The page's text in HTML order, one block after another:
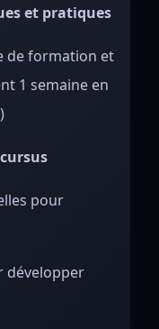
et pratiques
de formation et
1 semaine en
pour
développer